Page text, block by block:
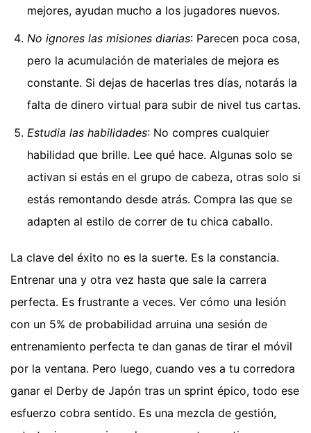
mejores, ayudan mucho a los jugadores nuevos.
No ignores las misiones diarias: Parecen poca cosa,
pero la acumulación de materiales de mejora es
constante. Si dejas de hacerlas tres días, notarás la
falta de dinero virtual para subir de nivel tus cartas.
Estudia las habilidades: No compres cualquier
habilidad que brille. Lee qué hace. Algunas solo se
activan si estás en el grupo de cabeza, otras solo si
estás remontando desde atrás. Compra las que se
adapten al estilo de correr de tu chica caballo.
La clave del éxito no es la suerte. Es la constancia.
Entrenar una y otra vez hasta que sale la carrera
perfecta. Es frustrante a veces. Ver cómo una lesión
con un 5% de probabilidad arruina una sesión de
entrenamiento perfecta te dan ganas de tirar el móvil
por la ventana. Pero luego, cuando ves a tu corredora
ganar el Derby de Japón tras un sprint épico, todo ese
esfuerzo cobra sentido. Es una mezcla de gestión,